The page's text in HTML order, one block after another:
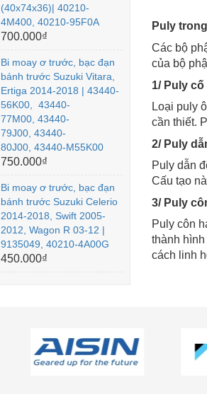
Puly
Các bộ
của bộ
1/ Puly cố
Loại puly
cần thiết.
2/ Puly
Puly dẫn
Cấu tạo
3/ Puly
Puly côn
thành
cách linh
(40x74x36)| 40210-
4M400, 40210-95F0A
700.000₫
Bi moay ơ trước, bạc đạn
bánh trước Suzuki Vitara,
Ertiga 2014-2018 | 43440-
56K00, 43440-
77M00, 43440-
79J00, 43440-
80J00, 43440-M55K00
750.000₫
Bi moay ơ trước, bạc đạn
bánh trước Suzuki Celerio
2014-2018, Swift 2005-
2012, Wagon R 03-12 |
9135049, 40210-4A00G
450.000₫